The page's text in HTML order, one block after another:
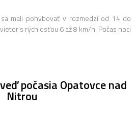
mali pohybovať v rozmedzí od 14 do
s rýchlosťou 6 až 8 km/h. Počas noci
počasia Opatovce nad
Nitrou